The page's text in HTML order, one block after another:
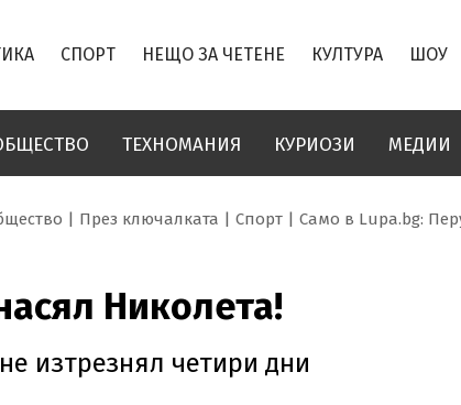
СПОРТ НЕЩО ЗА ЧЕТЕНЕ КУЛТУРА ШОУ
ТЕХНОМАНИЯ КУРИОЗИ МЕДИИ
През ключалката Спорт Само в Lupa.bg:
Николета!
изтрезнял четири дни